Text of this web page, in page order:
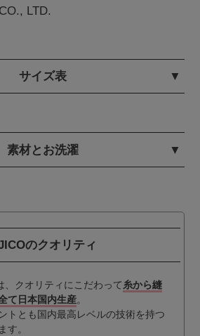
LTD.
サイズ表
素材とお洗濯
のクオリティ
、クオリティにこだわって 糸から縫
て日本国内生産。
トとも国内最高レベルの技術を持つ
す。